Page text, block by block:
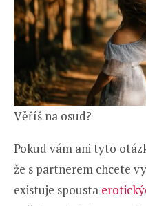
Věříš na osud?
Pokud vám ani tyto
že s partnerem chcete
existuje spousta